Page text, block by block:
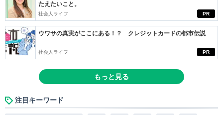
PR
たえたいこと。
社会人ライフ
PR
ウワサの真実がここにある！？ クレジットカードの都市伝説
社会人ライフ
もっと見る
注目キーワード